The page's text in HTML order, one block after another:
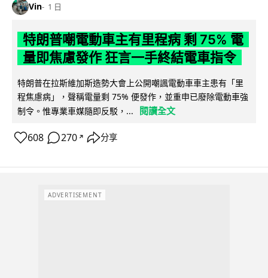
Vin 1 日
特朗普嘲電動車主有里程病 剩 75% 電
量即焦慮發作 狂言一手終結電車指令
特朗普在拉斯維加斯造勢大會上公開嘲諷電動車車主患有「里
程焦慮病」，聲稱電量剩 75% 便發作，並重申已廢除電動車強
制令。惟專業車媒隨即反駁，...
閱讀全文
608 270 ↗ 分享
ADVERTISEMENT